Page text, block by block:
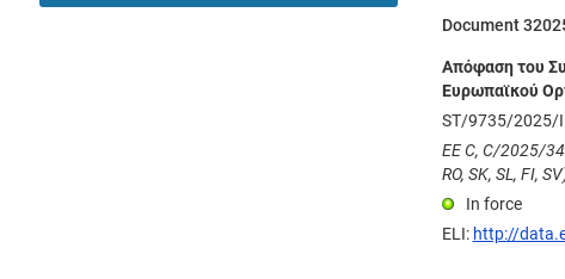
Document
Απόφαση του
Ευρωπαϊκού
ST/9735/2025/
ΕΕ C, C/2025/
RO, SK, SL, FI,
In force
ELI: http://